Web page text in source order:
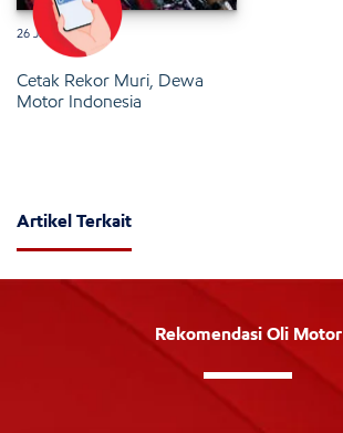
26 Januari 2025
Cetak Rekor Muri, Dewa
Motor Indonesia
Artikel Terkait
Rekomendasi Oli Motor